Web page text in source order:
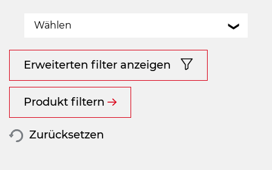
Wählen
Erweiterten filter anzeigen
Produkt filtern
Zurücksetzen